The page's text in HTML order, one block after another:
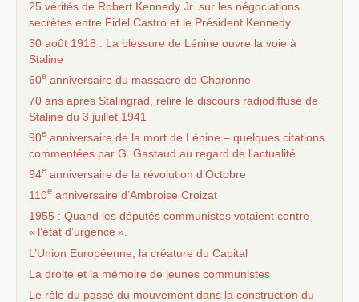
25 vérités de Robert Kennedy Jr. sur les négociations
secrètes entre Fidel Castro et le Président Kennedy
30 août 1918 : La blessure de Lénine ouvre la voie à
Staline
60e anniversaire du massacre de Charonne
70 ans après Stalingrad, relire le discours radiodiffusé de
Staline du 3 juillet 1941
90e anniversaire de la mort de Lénine – quelques citations
commentées par G. Gastaud au regard de l’actualité
94e anniversaire de la révolution d’Octobre
110e anniversaire d’Ambroise Croizat
1955 : Quand les députés communistes votaient contre
« l’état d’urgence ».
L’Union Européenne, la créature du Capital
La droite et la mémoire de jeunes communistes
Le rôle du passé du mouvement dans la construction du